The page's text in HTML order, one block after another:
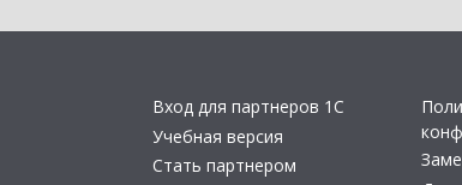
Вход для партнеров 1С
Учебная версия
Стать партнером